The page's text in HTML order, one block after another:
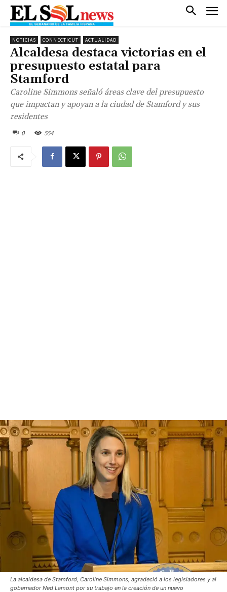
NOTICIAS CONNECTICUT ACTUALIDAD
Alcaldesa destaca victorias en el
presupuesto estatal para
Stamford
Caroline Simmons señaló áreas clave del presupuesto
que impactan y apoyan a la ciudad de Stamford y sus
residentes
0 554
La alcaldesa de Stamford, Caroline Simmons, agradeció a los legisladores y al
gobernador Ned Lamont por su trabajo en la creación de un nuevo